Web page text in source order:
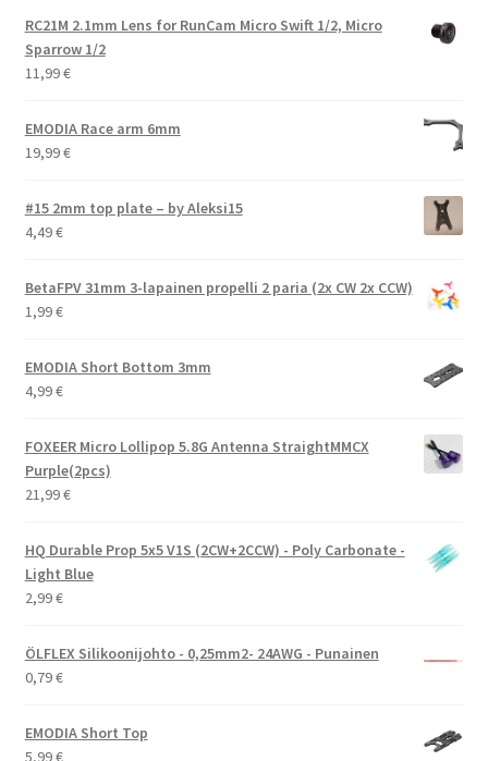
oli:
29,99 €.
on:
RC21M 2.1mm Lens for RunCam Micro Swift 1/2, Micro
Sparrow 1/2
11,99€
EMODIA Race arm 6mm
19,99€
#15 2mm top plate – by Aleksi15
4,49€
BetaFPV 31mm 3-lapainen propelli 2 paria (2x CW 2x CCW)
1,99€
EMODIA Short Bottom 3mm
4,99€
FOXEER Micro Lollipop 5.8G Antenna StraightMMCX
Purple(2pcs)
21,99€
HQ Durable Prop 5x5 V1S (2CW+2CCW) - Poly Carbonate -
Light Blue
2,99€
ÖLFLEX Silikoonijohto - 0,25mm2- 24AWG - Punainen
0,79€
EMODIA Short Top
5,99€